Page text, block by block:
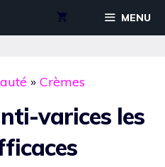
MENU
» Crèmes
varices les